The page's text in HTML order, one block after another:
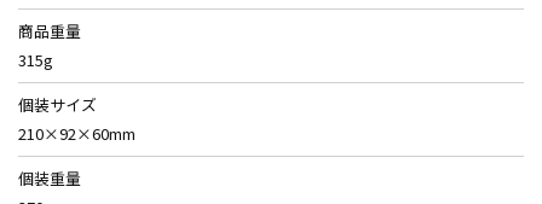
商品重量
315g
個装サイズ
210×92×60mm
個装重量